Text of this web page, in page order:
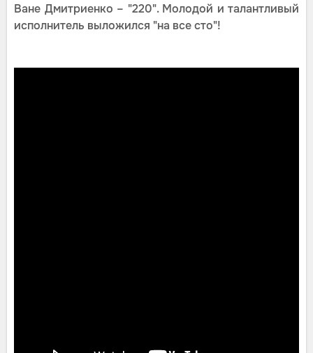
Ване Дмитриенко – "220". Молодой и талантливый
исполнитель выложился "на все сто"!